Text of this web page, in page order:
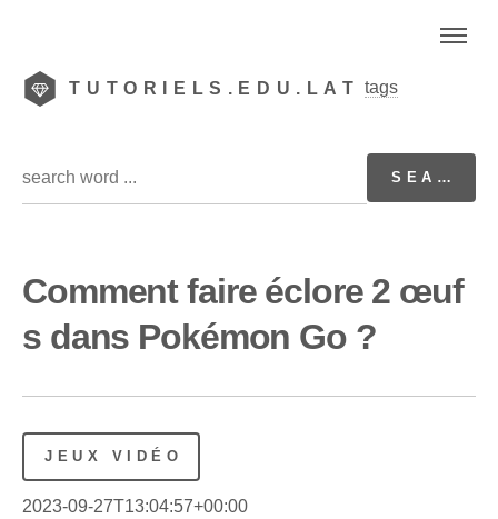
TUTORIELS.EDU.LAT tags
Comment faire éclore 2 œuf
s dans Pokémon Go ?
JEUX VIDÉO
2023-09-27T13:04:57+00:00